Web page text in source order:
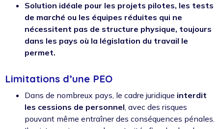
Solution idéale pour les projets pilotes, les tests
de marché ou les équipes réduites qui ne
nécessitent pas de structure physique, toujours
dans les pays où la législation du travail le
permet.
Limitations d’une PEO
Dans de nombreux pays, le cadre juridique interdit
les cessions de personnel , avec des risques
pouvant même entraîner des conséquences pénales.